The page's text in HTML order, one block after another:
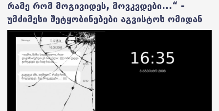
რამე რომ მოგივიდეს, მოვკვდები...“ -
უმძიმესი შეტყობინებები აგვისტოს ომიდან